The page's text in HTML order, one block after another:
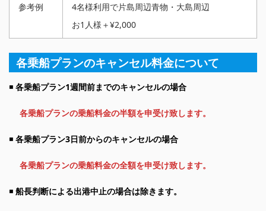
参考例
4名様利用で片島周辺青物・大島周辺
お1人様＋¥2,000
各乗船プランのキャンセル料金について
◾️ 各乗船プラン1週間前までのキャンセルの場合
各乗船プランの乗船料金の半額を申受け致します。
◾️ 各乗船プラン3日前からのキャンセルの場合
各乗船プランの乗船料金の全額を申受け致します。
◾️ 船長判断による出港中止の場合は除きます。